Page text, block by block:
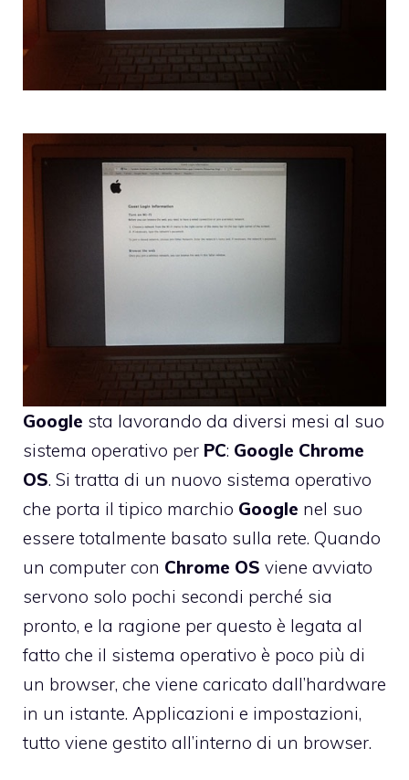
Google sta lavorando da diversi mesi al suo
sistema operativo per PC: Google Chrome
OS. Si tratta di un nuovo sistema operativo
che porta il tipico marchio Google nel suo
essere totalmente basato sulla rete. Quando
un computer con Chrome OS viene avviato
servono solo pochi secondi perché sia
pronto, e la ragione per questo è legata al
fatto che il sistema operativo è poco più di
un browser, che viene caricato dall’hardware
in un istante. Applicazioni e impostazioni,
tutto viene gestito all’interno di un browser.